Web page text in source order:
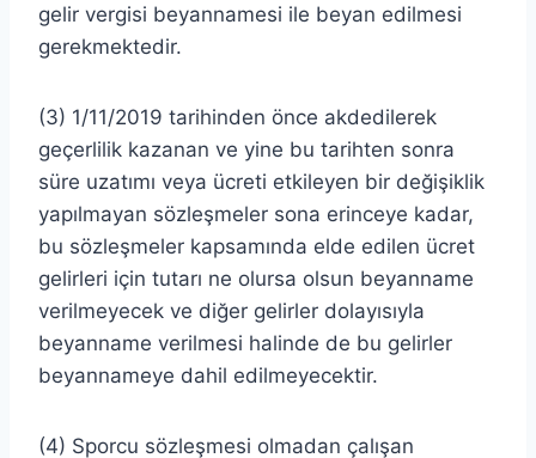
gelir vergisi beyannamesi ile beyan edilmesi
gerekmektedir.
(3) 1/11/2019 tarihinden önce akdedilerek
geçerlilik kazanan ve yine bu tarihten sonra
süre uzatımı veya ücreti etkileyen bir değişiklik
yapılmayan sözleşmeler sona erinceye kadar,
bu sözleşmeler kapsamında elde edilen ücret
gelirleri için tutarı ne olursa olsun beyanname
verilmeyecek ve diğer gelirler dolayısıyla
beyanname verilmesi halinde de bu gelirler
beyannameye dahil edilmeyecektir.
(4) Sporcu sözleşmesi olmadan çalışan